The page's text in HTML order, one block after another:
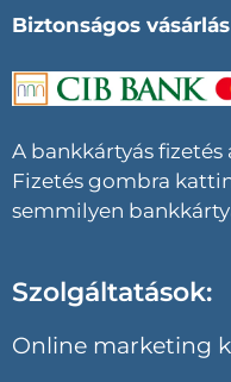
Biztonságos vásárlás
A bankkártyás
Fizetés gombra
semmilyen
Szolgáltatások:
Online marketing